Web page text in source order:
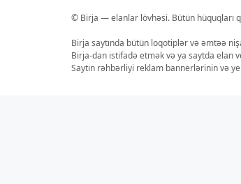
© Birja — elanlar lövhəsi. Bütün hüquqları
Birja saytında bütün loqotiplər və əmtəə
Birja-dan istifadə etmək və ya saytda elan
Saytın rəhbərliyi reklam bannerlərinin və